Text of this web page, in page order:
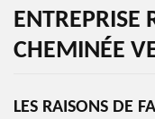
ENTREPRISE
CHEMINÉE
LES RAISONS DE